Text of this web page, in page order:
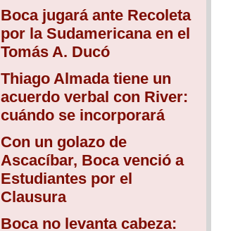
Boca jugará ante Recoleta
por la Sudamericana en el
Tomás A. Ducó
Thiago Almada tiene un
acuerdo verbal con River:
cuándo se incorporará
Con un golazo de
Ascacíbar, Boca venció a
Estudiantes por el
Clausura
Boca no levanta cabeza: